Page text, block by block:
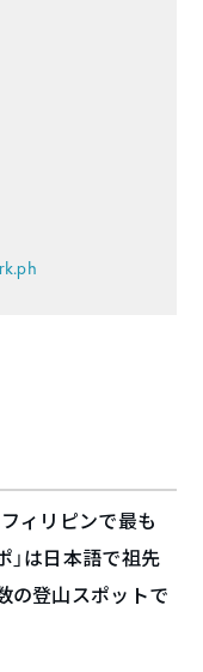
フィリピンで最も
」は日本語で祖先
の登山スポットで